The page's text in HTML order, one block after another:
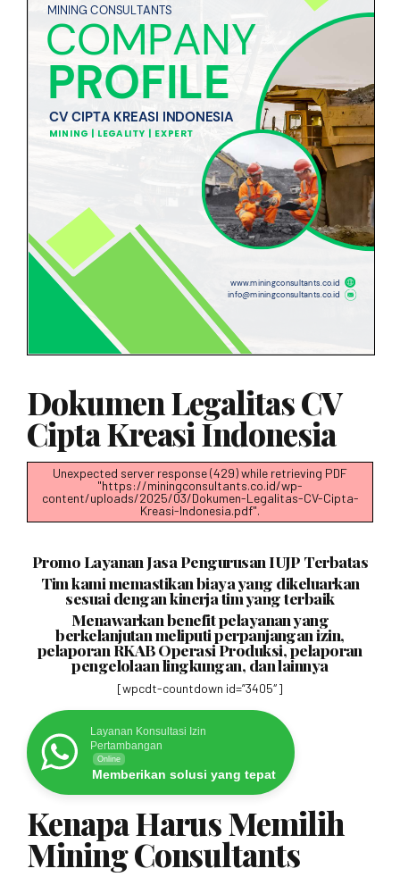
Dokumen Legalitas CV
Cipta Kreasi Indonesia
Unexpected server response (429) while retrieving PDF
"https://miningconsultants.co.id/wp-
content/uploads/2025/03/Dokumen-Legalitas-CV-Cipta-
Kreasi-Indonesia.pdf".
Promo Layanan Jasa Pengurusan IUJP Terbatas
Tim kami memastikan biaya yang dikeluarkan
sesuai dengan kinerja tim yang terbaik
Menawarkan benefit pelayanan yang
berkelanjutan meliputi perpanjangan izin,
pelaporan RKAB Operasi Produksi, pelaporan
pengelolaan lingkungan, dan lainnya
[wpcdt-countdown id=”3405″]
Layanan Konsultasi Izin
Pertambangan
Online
Memberikan solusi yang tepat
Kenapa Harus Memilih
Mining Consultants